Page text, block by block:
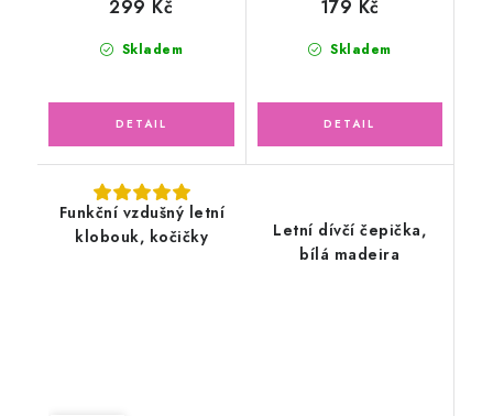
Skladem
299 Kč
Skladem
179 Kč
Funkční vzdušný letní
klobouk, kočičky
Letní dívčí čepička,
bílá madeira